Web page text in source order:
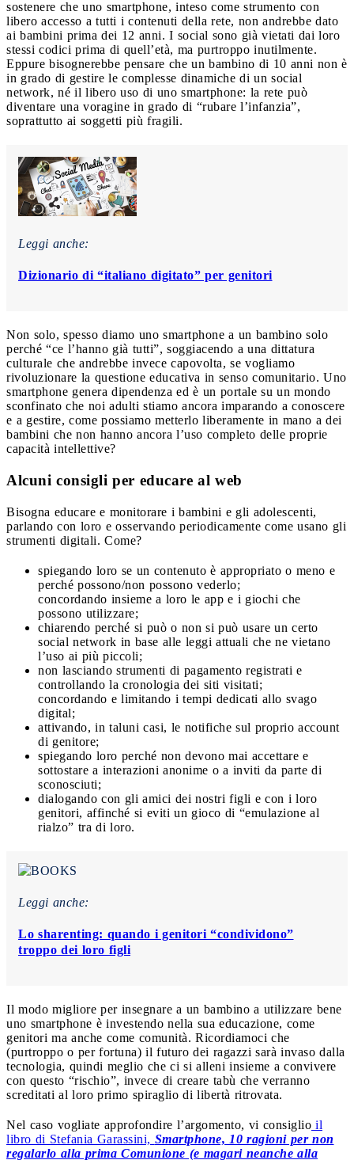
sostenere che uno smartphone, inteso come strumento con
libero accesso a tutti i contenuti della rete, non andrebbe dato
ai bambini prima dei 12 anni. I social sono già vietati dai loro
stessi codici prima di quell’età, ma purtroppo inutilmente.
Eppure bisognerebbe pensare che un bambino di 10 anni non è
in grado di gestire le complesse dinamiche di un social
network, né il libero uso di uno smartphone: la rete può
diventare una voragine in grado di “rubare l’infanzia”,
soprattutto ai soggetti più fragili.
Leggi anche:
Dizionario di “italiano digitato” per genitori
Non solo, spesso diamo uno smartphone a un bambino solo
perché “ce l’hanno già tutti”, soggiacendo a una dittatura
culturale che andrebbe invece capovolta, se vogliamo
rivoluzionare la questione educativa in senso comunitario. Uno
smartphone genera dipendenza ed è un portale su un mondo
sconfinato che noi adulti stiamo ancora imparando a conoscere
e a gestire, come possiamo metterlo liberamente in mano a dei
bambini che non hanno ancora l’uso completo delle proprie
capacità intellettive?
Alcuni consigli per educare al web
Bisogna educare e monitorare i bambini e gli adolescenti,
parlando con loro e osservando periodicamente come usano gli
strumenti digitali. Come?
spiegando loro se un contenuto è appropriato o meno e
perché possono/non possono vederlo;
concordando insieme a loro le app e i giochi che
possono utilizzare;
chiarendo perché si può o non si può usare un certo
social network in base alle leggi attuali che ne vietano
l’uso ai più piccoli;
non lasciando strumenti di pagamento registrati e
controllando la cronologia dei siti visitati;
concordando e limitando i tempi dedicati allo svago
digital;
attivando, in taluni casi, le notifiche sul proprio account
di genitore;
spiegando loro perché non devono mai accettare e
sottostare a interazioni anonime o a inviti da parte di
sconosciuti;
dialogando con gli amici dei nostri figli e con i loro
genitori, affinché si eviti un gioco di “emulazione al
rialzo” tra di loro.
Leggi anche:
Lo sharenting: quando i genitori “condividono”
troppo dei loro figli
Il modo migliore per insegnare a un bambino a utilizzare bene
uno smartphone è investendo nella sua educazione, come
genitori ma anche come comunità. Ricordiamoci che
(purtroppo o per fortuna) il futuro dei ragazzi sarà invaso dalla
tecnologia, quindi meglio che ci si alleni insieme a convivere
con questo “rischio”, invece di creare tabù che verranno
screditati al loro primo spiraglio di libertà ritrovata.
Nel caso vogliate approfondire l’argomento, vi consiglio il
libro di Stefania Garassini, Smartphone, 10 ragioni per non
regalarlo alla prima Comunione (e magari neanche alla